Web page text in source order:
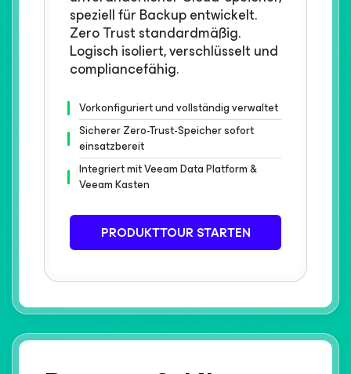
speziell für Backup entwickelt.
Zero Trust standardmäßig.
Logisch isoliert, verschlüsselt und
compliancefähig.
Vorkonfiguriert und vollständig verwaltet
Sicherer Zero-Trust-Speicher sofort
einsatzbereit
Integriert mit Veeam Data Platform &
Veeam Kasten​
PRODUKTTOUR STARTEN